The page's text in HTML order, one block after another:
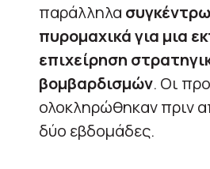
παράλληλα
πυρομαχικά για μια
επιχείρηση
βομβαρδισμών. Οι
ολοκληρώθηκαν πριν
δύο εβδομάδες.